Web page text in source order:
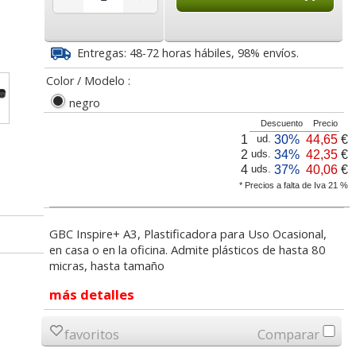
Entregas: 48-72 horas hábiles, 98% envíos.
Color / Modelo :
negro
* Precios a falta de Iva 21 %
Descuento Precio
1 ud. 30% 44,65 €
2 uds. 34% 42,35 €
4 uds. 37% 40,06 €
GBC Inspire+ A3, Plastificadora para Uso Ocasional,
en casa o en la oficina. Admite plásticos de hasta 80
micras, hasta tamaño
más detalles
favoritos Comparar
desde:6,62 desde:9,95 €
Fundas Plastico
micras, Pte 25
desde:4,47
Fundas para plastificar
micras caja 100 u
Cartucho HP 304 - 302
N9K06AE
14,87 37,87